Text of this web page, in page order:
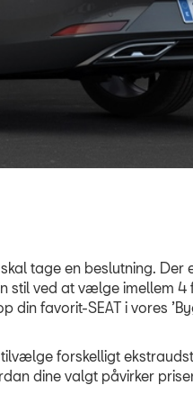
tage en beslutning. Der
stil ved at vælge imellem 4
favorit-SEAT i vores
forskelligt
dine valgt påvirker